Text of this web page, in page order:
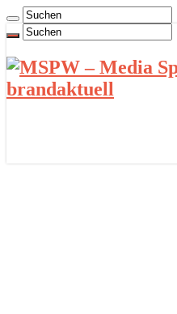
brandaktuell